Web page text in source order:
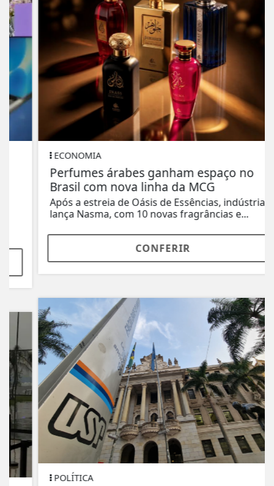
ECONOMIA
Perfumes árabes ganham espaço no
Brasil com nova linha da MCG
Após a estreia de Oásis de Essências, indústria
lança Nasma, com 10 novas fragrâncias e...
CONFERIR
POLÍTICA